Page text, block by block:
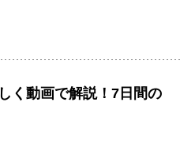
く動画で解説！7日間の